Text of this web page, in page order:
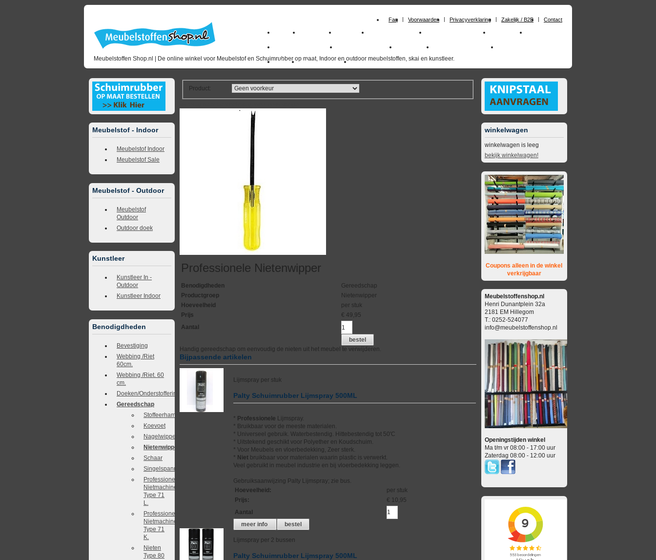
Faq Voorwaarden Privacyverklaring Zakelijk / B2B Contact
Meubelstoffen Shop.nl | De online winkel voor Meubelstof en Schuimrubber op maat, Indoor en outdoor meubelstoffen, skai en kunstleer.
Home Meubelstof Kunstleer Schuimrubberplaten Schuimrubber op maat Materialen
milano_outdoorstoffen skai kunstleer kopen outdoorstof skai_kunstleer outdoor
Outlet Meubelstof indoor duurzaam
Meubelstof - Indoor
Meubelstof Indoor
Meubelstof Sale
Meubelstof - Outdoor
Meubelstof
Outdoor
Outdoor doek
Kunstleer
Kunstleer In -
Outdoor
Kunstleer Indoor
Benodigdheden
Bevestiging
Webbing /Riet
60cm.
Webbing /Riet. 60
cm.
Doeken/Onderstoffering
Gereedschap
Stoffeerhamer
Koevoet
Nagelwipper
Nietenwipper
Schaar
Singelspanner
Professionele
Nietmachine
Type 71
L.
Professionele
Nietmachine
Type 71
K.
Nieten
Type 80
Product:
Professionele Nietenwipper
Benodigdheden
Gereedschap
Productgroep
Nietenwipper
Hoeveelheid
per stuk
Prijs
€ 49,95
Aantal
bestel
Handig gereedschap om eenvoudig de nieten uit het meubel te verwijderen.
Bijpassende artikelen
Lijmspray per stuk
Palty Schuimrubber Lijmspray 500ML
* Professionele Lijmspray.
* Bruikbaar voor de meeste materialen.
* Universeel gebruik. Waterbestendig. Hittebestendig tot 50'C
* Uitstekend geschikt voor Polyether en Koudschuim.
* Voor Meubels en vloerbedekking, Zeer sterk.
* Niet bruikbaar voor materialen waarin plastic is verwerkt.
Veel gebruikt in meubel industrie en bij vloerbedekking leggen.
Gebruiksaanwijzing Palty Lijmspray; zie bus.
Hoeveelheid :
per stuk
Prijs:
€ 10,95
Aantal
meer info
bestel
Lijmspray per 2 bussen
Palty Schuimrubber Lijmspray 500ML
winkelwagen
winkelwagen is leeg
bekijk winkelwagen!
Coupons alleen in de winkel
verkrijgbaar
Meubelstoffenshop.nl
Henri Dunantplein 32a
2181 EM Hillegom
T.: 0252-524077
info@meubelstoffenshop.nl
Openingstijden winkel
Ma t/m vr 08:00 - 17:00 uur
Zaterdag 08:00 - 12:00 uur